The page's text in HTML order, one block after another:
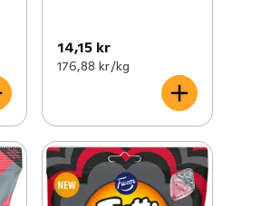
14,15 kr
176,88 kr /kg